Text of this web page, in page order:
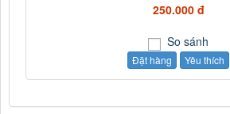
250.000 đ
So sánh
Đặt hàng Yêu thích